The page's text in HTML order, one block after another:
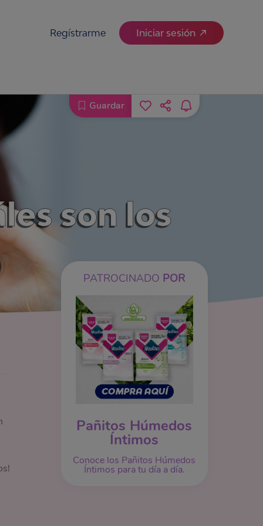
Regístrarme Iniciar sesión
son los
PATROCINADO POR
Pañitos Húmedos
Íntimos
Conoce los Pañitos Húmedos
Íntimos para tu día a día.
Guardar